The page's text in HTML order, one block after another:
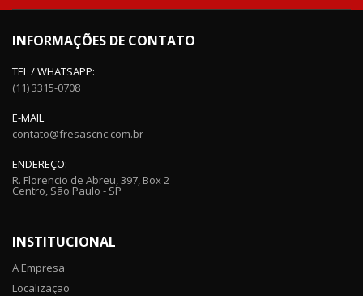
INFORMAÇÕES DE CONTATO
TEL / WHATSAPP:
(11) 3315-0708
E-MAIL
contato@fresascnc.com.br
ENDEREÇO:
R. Florencio de Abreu, 397, Box 2
Centro, São Paulo - SP
INSTITUCIONAL
A Empresa
Localização